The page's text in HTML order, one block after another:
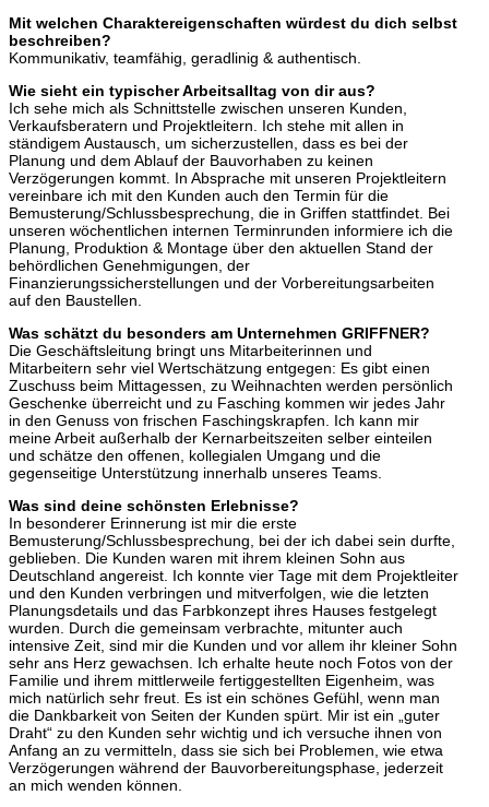
Mit welchen Charaktereigenschaften würdest du dich selbst
beschreiben?
Kommunikativ, teamfähig, geradlinig & authentisch.
Wie sieht ein typischer Arbeitsalltag von dir aus?
Ich sehe mich als Schnittstelle zwischen unseren Kunden,
Verkaufsberatern und Projektleitern. Ich stehe mit allen in
ständigem Austausch, um sicherzustellen, dass es bei der
Planung und dem Ablauf der Bauvorhaben zu keinen
Verzögerungen kommt. In Absprache mit unseren Projektleitern
vereinbare ich mit den Kunden auch den Termin für die
Bemusterung/Schlussbesprechung, die in Griffen stattfindet. Bei
unseren wöchentlichen internen Terminrunden informiere ich die
Planung, Produktion & Montage über den aktuellen Stand der
behördlichen Genehmigungen, der
Finanzierungssicherstellungen und der Vorbereitungsarbeiten
auf den Baustellen.
Was schätzt du besonders am Unternehmen GRIFFNER?
Die Geschäftsleitung bringt uns Mitarbeiterinnen und
Mitarbeitern sehr viel Wertschätzung entgegen: Es gibt einen
Zuschuss beim Mittagessen, zu Weihnachten werden persönlich
Geschenke überreicht und zu Fasching kommen wir jedes Jahr
in den Genuss von frischen Faschingskrapfen. Ich kann mir
meine Arbeit außerhalb der Kernarbeitszeiten selber einteilen
und schätze den offenen, kollegialen Umgang und die
gegenseitige Unterstützung innerhalb unseres Teams.
Was sind deine schönsten Erlebnisse?
In besonderer Erinnerung ist mir die erste
Bemusterung/Schlussbesprechung, bei der ich dabei sein durfte,
geblieben. Die Kunden waren mit ihrem kleinen Sohn aus
Deutschland angereist. Ich konnte vier Tage mit dem Projektleiter
und den Kunden verbringen und mitverfolgen, wie die letzten
Planungsdetails und das Farbkonzept ihres Hauses festgelegt
wurden. Durch die gemeinsam verbrachte, mitunter auch
intensive Zeit, sind mir die Kunden und vor allem ihr kleiner Sohn
sehr ans Herz gewachsen. Ich erhalte heute noch Fotos von der
Familie und ihrem mittlerweile fertiggestellten Eigenheim, was
mich natürlich sehr freut. Es ist ein schönes Gefühl, wenn man
die Dankbarkeit von Seiten der Kunden spürt. Mir ist ein „guter
Draht“ zu den Kunden sehr wichtig und ich versuche ihnen von
Anfang an zu vermitteln, dass sie sich bei Problemen, wie etwa
Verzögerungen während der Bauvorbereitungsphase, jederzeit
an mich wenden können.